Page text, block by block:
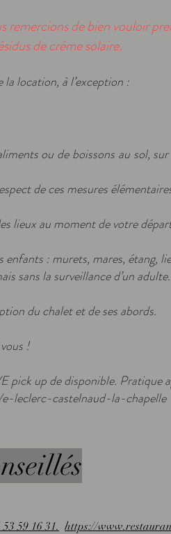
remercions de bien vouloir
de crème solaire.
location, à l’exception :
ou de boissons au sol,
de ces mesures
lieux au moment de votre
: murets, mares, étang,
sans la surveillance d’un adulte.
du chalet et de ses abords.
!
pick up de disponible. Pratique
leclerc-castelnaud-la-chapelle
53 59 16 31. https://